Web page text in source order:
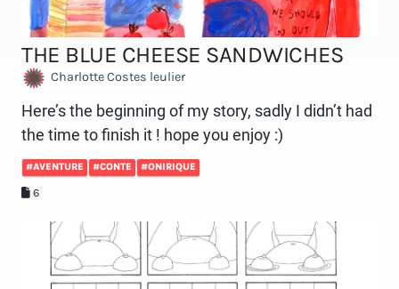
THE BLUE CHEESE SANDWICHES
Charlotte Costes leulier
Here’s the beginning of my story, sadly I didn’t had
the time to finish it ! hope you enjoy :)
#AVENTURE #CONTE #ONIRIQUE
6